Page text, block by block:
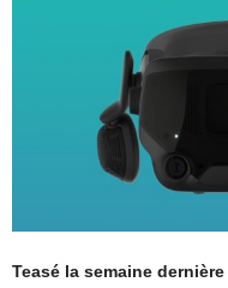
Teasé la semaine dernière